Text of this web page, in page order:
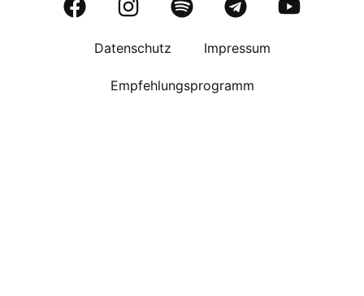
Datenschutz Impressum
Empfehlungsprogramm